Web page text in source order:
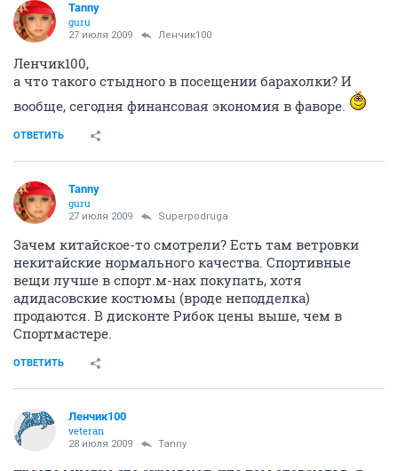
Tanny
guru
27 июля 2009 Ленчик100
Ленчик100,
а что такого стыдного в посещении барахолки? И
вообще, сегодня финансовая экономия в фаворе.
ОТВЕТИТЬ
Tanny
guru
27 июля 2009 Superpodruga
Зачем китайское-то смотрели? Есть там ветровки
некитайские нормального качества. Спортивные
вещи лучше в спорт.м-нах покупать, хотя
адидасовские костюмы (вроде неподделка)
продаются. В дисконте Рибок цены выше, чем в
Спортмастере.
ОТВЕТИТЬ
Ленчик100
veteran
28 июля 2009 Tanny